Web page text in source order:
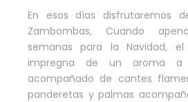
En esos días disfrutaremos
Zambombas, Cuando
semanas para la Navidad,
impregna de un aroma a
acompañado de cantes
panderetas y palmas